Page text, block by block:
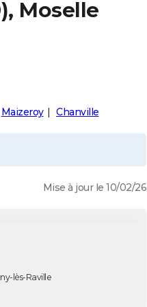
Moselle
Maizeroy Chanville
Mise à jour le 10/02/26
lès-Raville